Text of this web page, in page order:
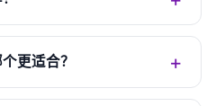
更适合？